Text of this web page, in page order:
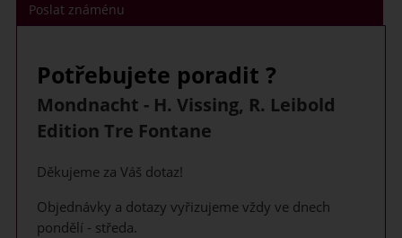
Poslat známénu
Potřebujete poradit ?
Mondnacht - H. Vissing, R. Leibold
Edition Tre Fontane
Děkujeme za Váš dotaz!
Objednávky a dotazy vyřizujeme vždy ve dnech
pondělí - středa.